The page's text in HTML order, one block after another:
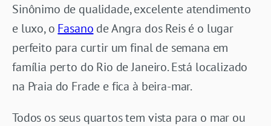
Sinônimo de qualidade, excelente atendimento
e luxo, o Fasano de Angra dos Reis é o lugar
perfeito para curtir um final de semana em
família perto do Rio de Janeiro. Está localizado
na Praia do Frade e fica à beira-mar.
Todos os seus quartos tem vista para o mar ou